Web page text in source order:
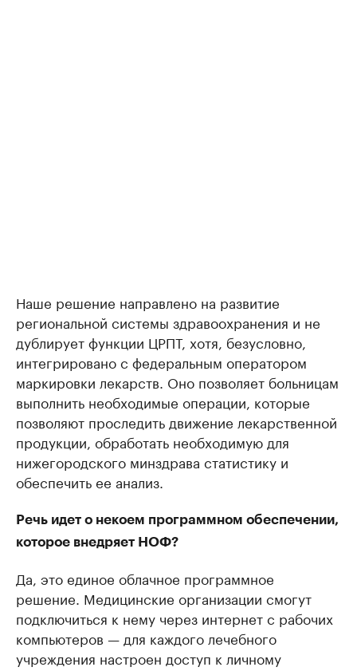
Наше решение направлено на развитие
региональной системы здравоохранения и не
дублирует функции ЦРПТ, хотя, безусловно,
интегрировано с федеральным оператором
маркировки лекарств. Оно позволяет больницам
выполнить необходимые операции, которые
позволяют проследить движение лекарственной
продукции, обработать необходимую для
нижегородского минздрава статистику и
обеспечить ее анализ.
Речь идет о некоем программном обеспечении,
которое внедряет НОФ?
Да, это единое облачное программное
решение. Медицинские организации смогут
подключиться к нему через интернет с рабочих
компьютеров — для каждого лечебного
учреждения настроен доступ к личному